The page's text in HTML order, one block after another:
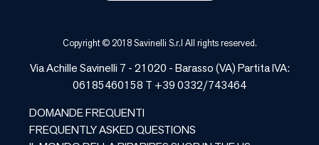
Copyright © 2018 Savinelli S.r.l All rights reserved.
Via Achille Savinelli 7 - 21020 -Barasso(VA) Partita IVA:
06185460158 T +39 0332/743464
DOMANDE FREQUENTI
FREQUENTLY ASKED QUESTIONS